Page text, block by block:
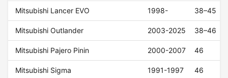
Mitsubishi Lancer EVO 1998- 38–45
Mitsubishi Outlander 2003-2025 38–46
Mitsubishi Pajero Pinin 2000-2007 46
Mitsubishi Sigma 1991-1997 46